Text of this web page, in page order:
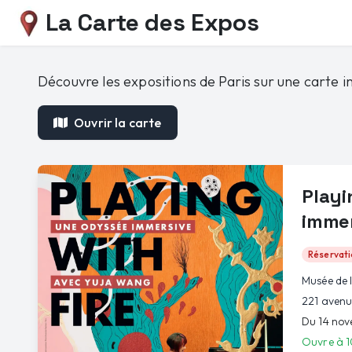
La Carte des Expos
Découvre les expositions de Paris sur une carte
Ouvrir la carte
Musée
221
Du 14
Ouvre à